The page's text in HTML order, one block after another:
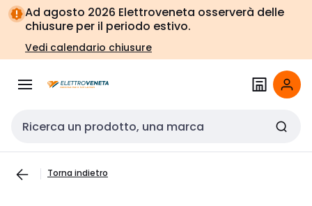
Vai alla
navigazione
Vai
alla
pagina
Ad agosto 2026 Elettroveneta osserverà delle
chiusure per il periodo estivo.
Vedi calendario chiusure
Cerca input
Torna indietro